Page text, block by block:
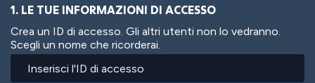
1. LE TUE INFORMAZIONI DI ACCESSO
Crea un ID di accesso. Gli altri utenti non lo vedranno.
Scegli un nome che ricorderai.